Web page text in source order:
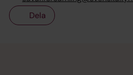
Dela